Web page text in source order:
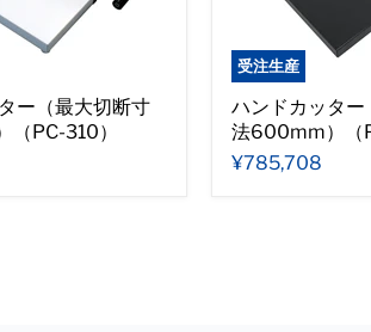
ー（最大切断寸
PC-310）
受注生産
ハンドカッタ
法600mm）（
¥785,708